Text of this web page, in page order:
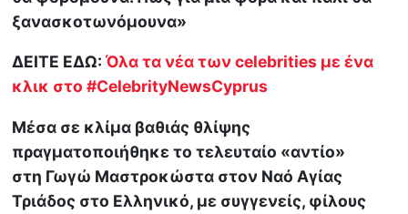
ξανασκοτωνόμουνα»
ΔΕΙΤΕ ΕΔΩ:Όλα τα νέα των celebrities με ένα
κλικ στο #CelebrityNewsCyprus
Μέσα σε κλίμα βαθιάς θλίψης
πραγματοποιήθηκε το τελευταίο «αντίο»
στη Γωγώ Μαστροκώστα στον Ναό Αγίας
Τριάδος στο Ελληνικό, με συγγενείς, φίλους